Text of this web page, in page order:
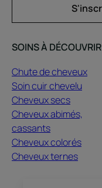
SOINS À DÉCOUVRIR
Chute de cheveux
Soin cuir chevelu
Cheveux secs
Cheveux abimés,
cassants
Cheveux colorés
Cheveux ternes